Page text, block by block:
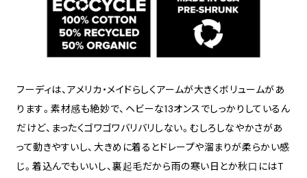
フーディは、アメリカ・メイドらしくアームが大きくボリュームがあ
ります。素材感も絶妙で、ヘビーな13オンスでしっかりしているん
だけど、まったくゴワゴワバリバリしない。むしろしなやかさがあ
って動きやすいし、大きめに着るとドレープや溜まりが柔らかい感
じ。着込んでもいいし、裏起毛だから雨の寒い日とか秋口にはT